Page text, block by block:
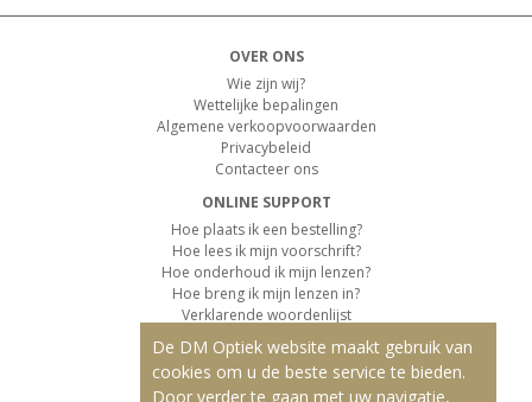
OVER ONS
Wie zijn wij?
Wettelijke bepalingen
Algemene verkoopvoorwaarden
Privacybeleid
Contacteer ons
ONLINE SUPPORT
Hoe plaats ik een bestelling?
Hoe lees ik mijn voorschrift?
Hoe onderhoud ik mijn lenzen?
Hoe breng ik mijn lenzen in?
Verklarende woordenlijst
KLANTENSERVICE
Informatie over de levering
Informatie over de betaling
De DM Optiek website maakt gebruik van
cookies om u de beste service te bieden.
Door verder te gaan met uw navigatie,